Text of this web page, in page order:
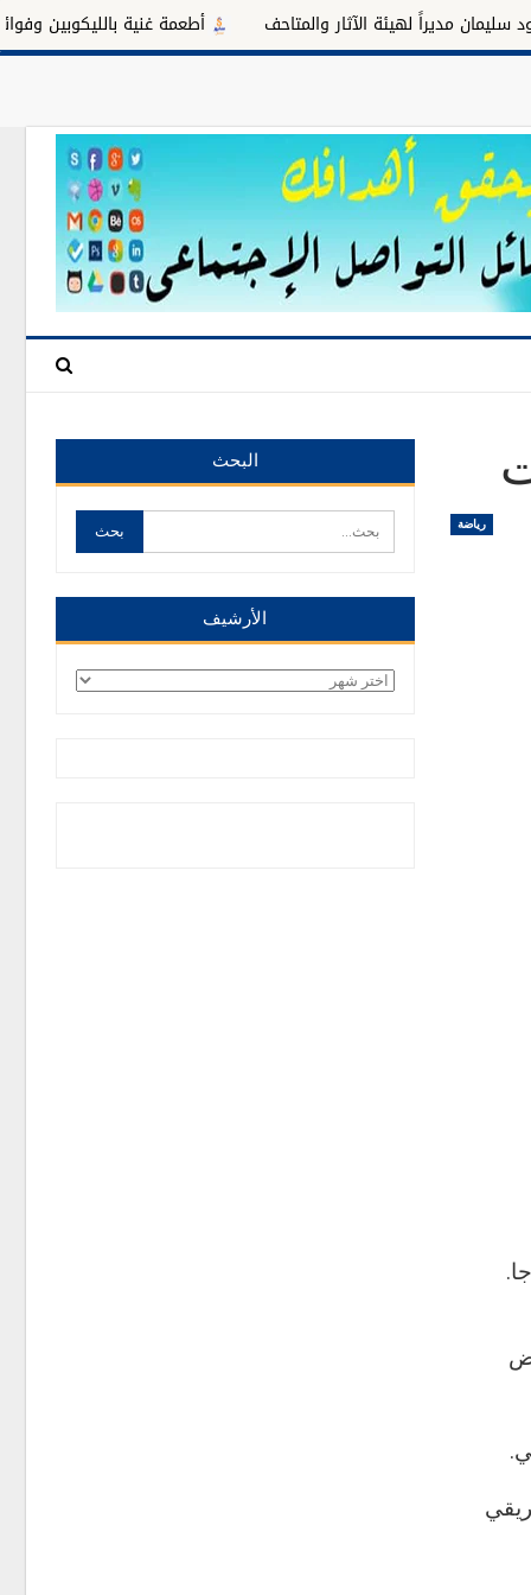
لهيئة الآثار والمتاحف أطعمة غنية بالليكوبين وفوائدها
رياضة
البحث
الأرشيف
الأرشيف